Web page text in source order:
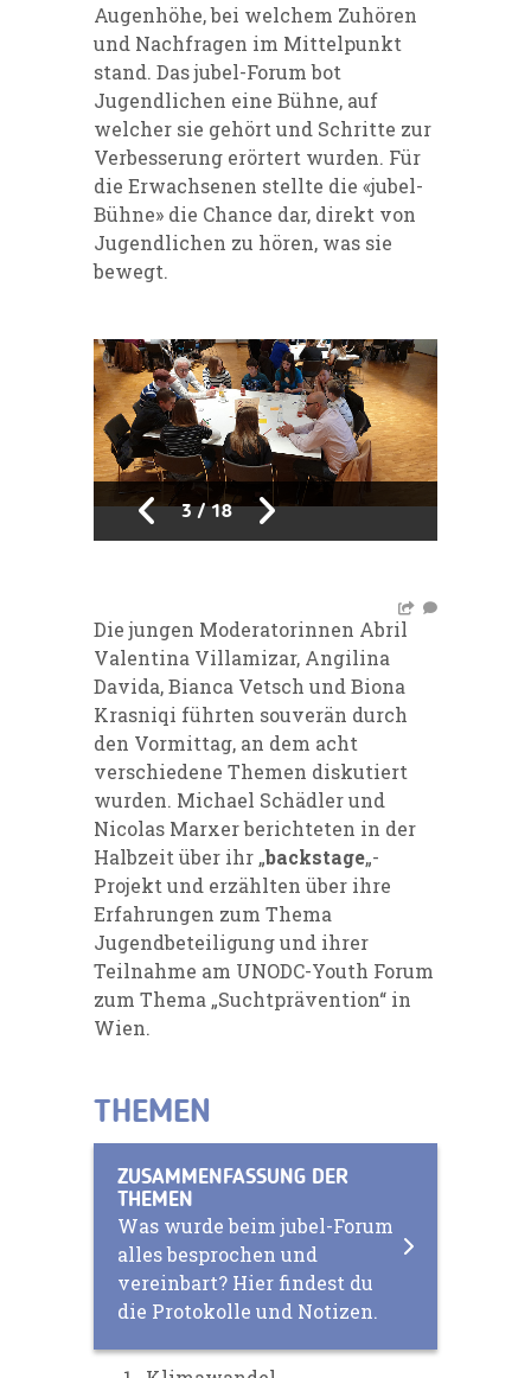
Augenhöhe, bei welchem Zuhören
und Nachfragen im Mittelpunkt
stand. Das jubel-Forum bot
Jugendlichen eine Bühne, auf
welcher sie gehört und Schritte zur
Verbesserung erörtert wurden. Für
die Erwachsenen stellte die «jubel-
Bühne» die Chance dar, direkt von
Jugendlichen zu hören, was sie
bewegt.
3/18
Die jungen Moderatorinnen Abril
Valentina Villamizar, Angilina
Davida, Bianca Vetsch und Biona
Krasniqi führten souverän durch
den Vormittag, an dem acht
verschiedene Themen diskutiert
wurden. Michael Schädler und
Nicolas Marxer berichteten in der
Halbzeit über ihr „backstage„-
Projekt und erzählten über ihre
Erfahrungen zum Thema
Jugendbeteiligung und ihrer
Teilnahme am UNODC-Youth Forum
zum Thema „Suchtprävention“ in
Wien.
THEMEN
ZUSAMMENFASSUNG DER
THEMEN
Was wurde beim jubel-Forum
alles besprochen und
vereinbart? Hier findest du
die Protokolle und Notizen.